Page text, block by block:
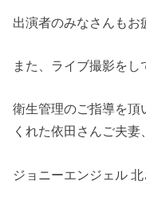
出演者のみなさんもお
また、ライブ撮影をし
衛生管理のご指導を頂
くれた依田さんご夫妻、
ジョニーエンジェル